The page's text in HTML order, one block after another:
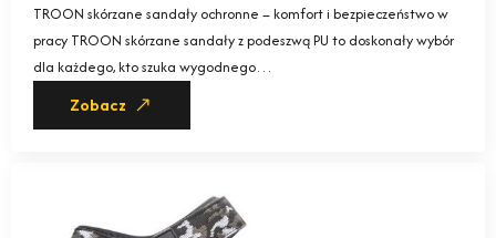
TROON skórzane sandały ochronne – komfort i bezpieczeństwo w
pracy TROON skórzane sandały z podeszwą PU to doskonały wybór
dla każdego, kto szuka wygodnego…
Zobacz